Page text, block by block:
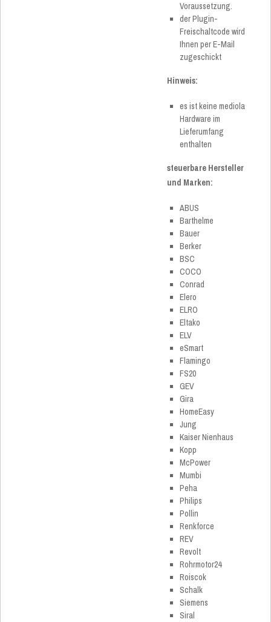
Voraussetzung.
der Plugin-
Freischaltcode wird
Ihnen per E-Mail
zugeschickt
Hinweis:
es ist keine mediola
Hardware im
Lieferumfang
enthalten
steuerbare Hersteller
und Marken:
ABUS
Barthelme
Bauer
Berker
BSC
COCO
Conrad
Elero
ELRO
Eltako
ELV
eSmart
Flamingo
FS20
GEV
Gira
HomeEasy
Jung
Kaiser Nienhaus
Kopp
McPower
Mumbi
Peha
Philips
Pollin
Renkforce
REV
Revolt
Rohrmotor24
Roiscok
Schalk
Siemens
Siral